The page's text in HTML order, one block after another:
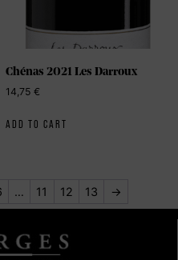
Chénas 2021 Les Darroux
14,75 €
ADD TO CART
… 11 12 13 →